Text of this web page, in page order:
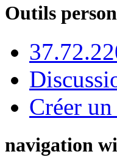
Outils
Créer
navigation